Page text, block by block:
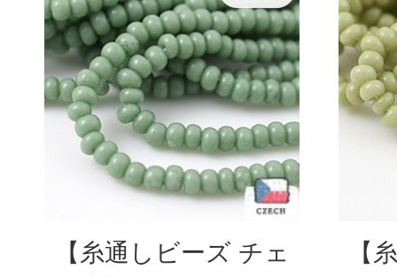
【糸通しビーズ チェ
【